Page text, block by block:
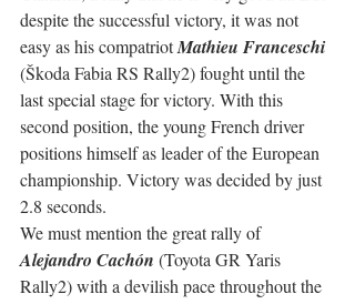
despite the successful victory, it was not
easy as his compatriot Mathieu Franceschi
(Škoda Fabia RS Rally2) fought until the
last special stage for victory. With this
second position, the young French driver
positions himself as leader of the European
championship. Victory was decided by just
2.8 seconds.
We must mention the great rally of
Alejandro Cachón (Toyota GR Yaris
Rally2) with a devilish pace throughout the